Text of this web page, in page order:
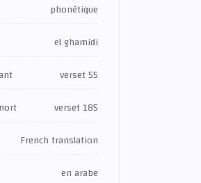
phonétique
el ghamidi
verset 55
verset 185
French translation
en arabe